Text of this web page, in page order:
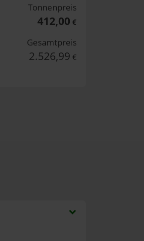
Tonnenpreis
412,00 €
Gesamtpreis
2.526,99 €